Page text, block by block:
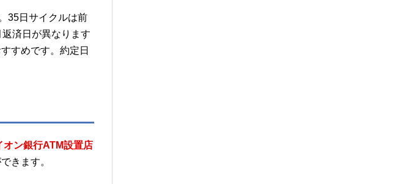
35日サイクルは前
済日が異なります
すめです。約定日
オン銀行ATM設置店
きます。